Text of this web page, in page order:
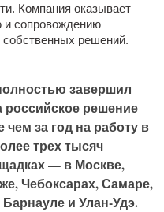
Компания оказывает
и сопровождению
собственных решений.
завершил
российское решение
чем за год на работу в
трех тысяч
— в Москве,
Чебоксарах, Самаре,
и Улан-Удэ.